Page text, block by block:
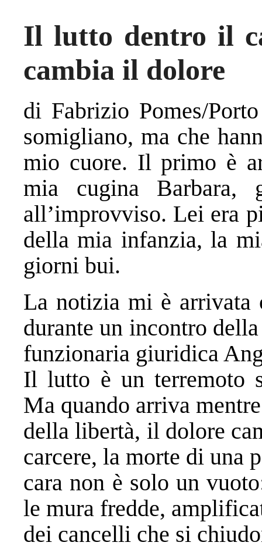
Il lutto dentro il
cambia il dolore
di Fabrizio Pomes/
somigliano, ma che
mio cuore. Il primo è
mia cugina Barbara,
all’improvviso. Lei era
della mia infanzia, la
giorni bui.
La notizia mi è arrivata
durante un incontro
funzionaria giuridica
Il lutto è un terremoto
Ma quando arriva
della libertà, il dolore
carcere, la morte di una
cara non è solo un
le mura fredde,
dei cancelli che si